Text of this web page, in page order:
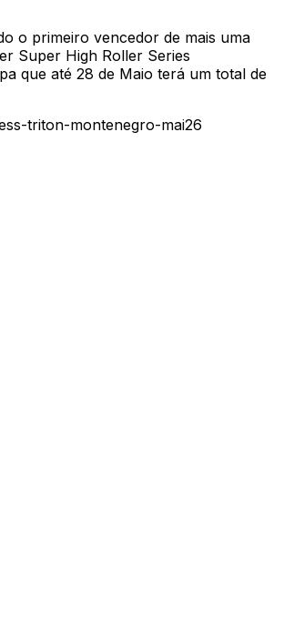
o primeiro vencedor de mais uma
Super High Roller Series
que até 28 de Maio terá um total de